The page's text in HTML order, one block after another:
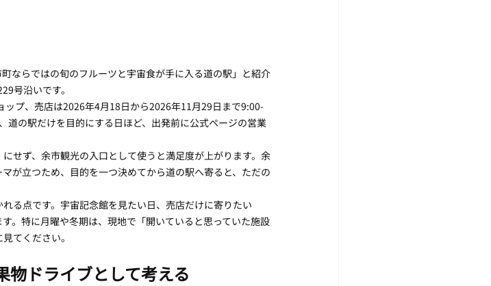
ならではの旬のフルーツと宇宙食が手に入る道の駅」と紹介
号沿いです。
プ、売店は2026年4月18日から2026年11月29日まで9:00-
道の駅だけを目的にする日ほど、出発前に公式ページの営業
せず、余市観光の入口として使うと満足度が上がります。余
が立つため、目的を一つ決めてから道の駅へ寄ると、ただの
る点です。宇宙記念館を見たい日、売店だけに寄りたい
。特に月曜や冬期は、現地で「開いていると思っていた施設
てください。
物ドライブとして考える